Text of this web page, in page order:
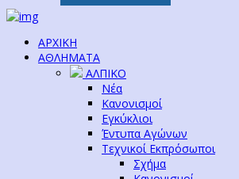
ΑΡΧΙΚΗ
ΑΘΛΗΜΑΤΑ
ΑΛΠΙΚΟ
Νέα
Κανονισμοί
Εγκύκλιοι
Έντυπα Αγώνων
Τεχνικοί Εκπρόσωποι
Σχήμα